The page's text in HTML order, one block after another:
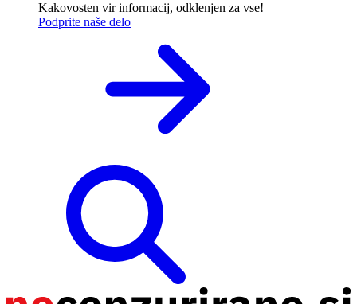
Kakovosten vir informacij, odklenjen za vse!
Podprite naše delo